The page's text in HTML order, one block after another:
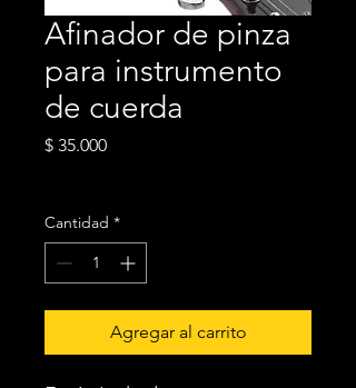
Afinador de pinza
para instrumento
de cuerda
$ 35.000Precio
Cantidad *
Agregar al carrito